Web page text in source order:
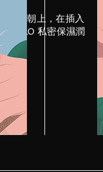
區域朝上，在插入
LELO 私密保濕潤